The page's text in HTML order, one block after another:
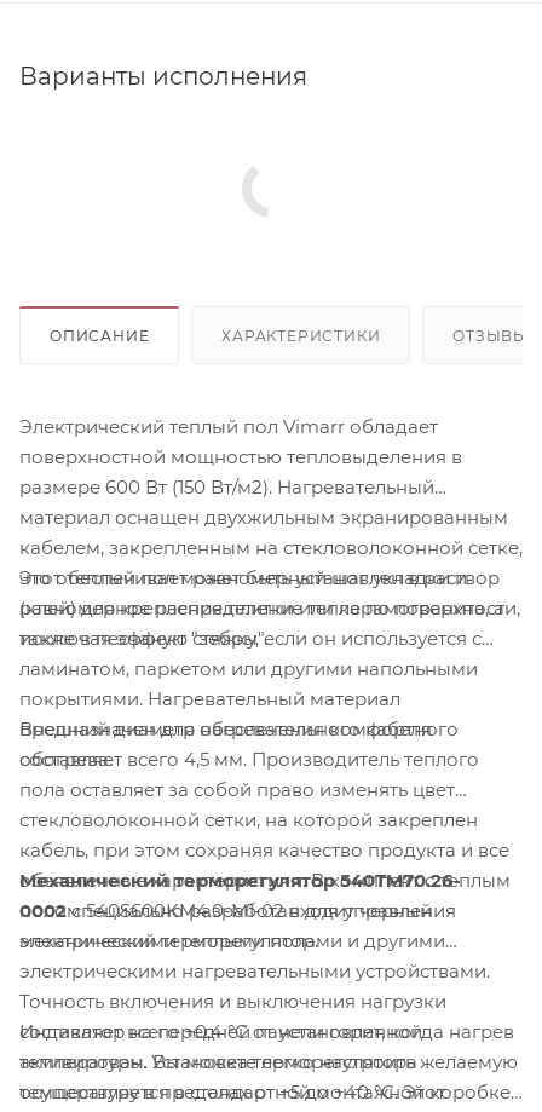
Варианты исполнения
ОПИСАНИЕ ХАРАКТЕРИСТИКИ ОТЗЫВЫ
Электрический теплый пол Vimarr обладает
поверхностной мощностью тепловыделения в
размере 600 Вт (150 Вт/м2). Нагревательный
материал оснащен двухжильным экранированным
кабелем, закрепленным на стекловолоконной сетке,
что обеспечивает равномерный шаг укладки и
равномерное распределение тепла по поверхности,
исключая эффект "зебры".
Этот теплый пол может быть установлен в раствор
(клей) для крепления плитки или керамогранита, а
также в песчаную стяжку, если он используется с
ламинатом, паркетом или другими напольными
покрытиями. Нагревательный материал
предназначен для обеспечения комфортного
обогрева.
Внешний диаметр нагревательного кабеля
составляет всего 4,5 мм. Производитель теплого
пола оставляет за собой право изменять цвет
стекловолоконной сетки, на которой закреплен
кабель, при этом сохраняя качество продукта и все
объявленные характеристики. В комплект с теплым
полом 540S600KM4.0-M1-02 входит черный
механический терморегулятор.
Механический терморегулятор 540TM70.26-
0002специально разработан для управления
электрическими теплыми полами и другими
электрическими нагревательными устройствами.
Точность включения и выключения нагрузки
составляет всего +0,4 °C от установленной
температуры. Вы можете легко настроить желаемую
температуру в пределах от +5 до +40 °C. Этот
Индикатор на передней панели горит, когда нагрев
активирован. Установка терморегулятора
осуществляется в стандартной монтажной коробке